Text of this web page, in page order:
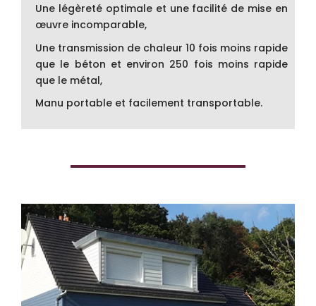
Une légèreté optimale et une facilité de mise en
œuvre incomparable,
Une transmission de chaleur 10 fois moins rapide
que le béton et environ 250 fois moins rapide
que le métal,
Manu portable et facilement transportable.